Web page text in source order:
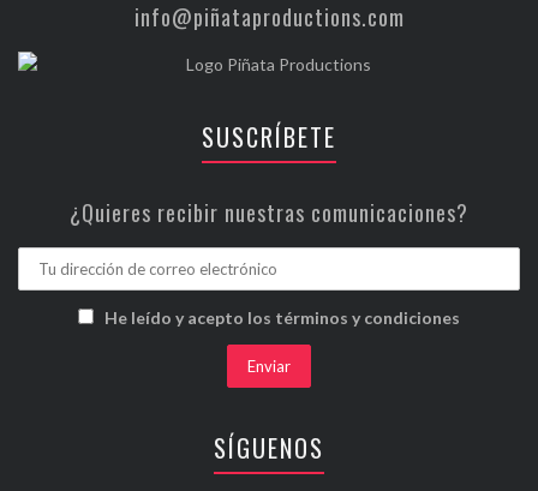
info@piñataproductions.com
SUSCRÍBETE
¿Quieres recibir nuestras comunicaciones?
He leído y acepto los términos y condiciones
SÍGUENOS